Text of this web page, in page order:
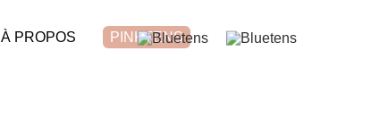
À PROPOS PINKTENS